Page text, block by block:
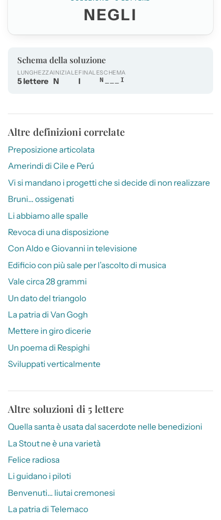
NEGLI
Schema della soluzione
LUNGHEZZA
5 lettere
INIZIALE
N
FINALE
I
SCHEMA
N___I
Altre definizioni correlate
Preposizione articolata
Amerindi di Cile e Perú
Vi si mandano i progetti che si decide di non realizzare
Bruni… ossigenati
Li abbiamo alle spalle
Revoca di una disposizione
Con Aldo e Giovanni in televisione
Edificio con più sale per l’ascolto di musica
Vale circa 28 grammi
Un dato del triangolo
La patria di Van Gogh
Mettere in giro dicerie
Un poema di Respighi
Sviluppati verticalmente
Altre soluzioni di 5 lettere
Quella santa è usata dal sacerdote nelle benedizioni
La Stout ne è una varietà
Felice radiosa
Li guidano i piloti
Benvenuti… liutai cremonesi
La patria di Telemaco